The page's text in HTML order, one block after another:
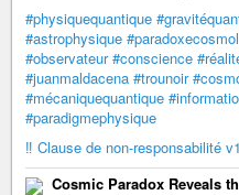
#physiquequantique
#astrophysique
#observateur #conscience
#juanmaldacena #trounoir
#mécaniquequantique
#paradigmephysique
‼️ Clause de non-responsabilité
Cosmic Paradox Reveals